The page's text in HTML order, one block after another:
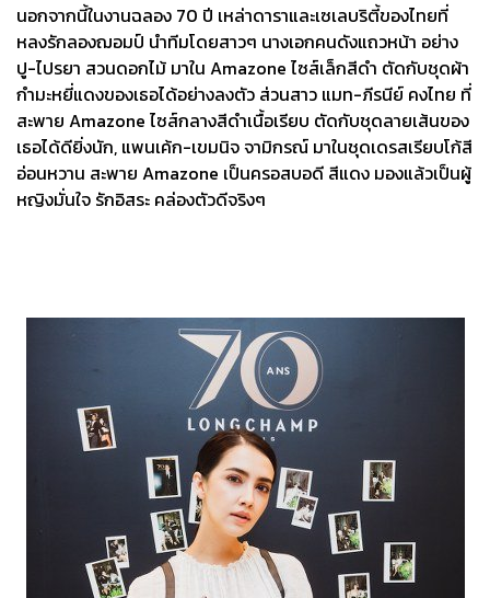
นอกจากนี้ในงานฉลอง 70 ปี เหล่าดาราและเซเลบริตี้ของไทยที่
หลงรักลองฌอมป์ นำทีมโดยสาวๆ นางเอกคนดังแถวหน้า อย่าง
ปู-ไปรยา สวนดอกไม้ มาใน Amazone ไซส์เล็กสีดำ ตัดกับชุดผ้า
กำมะหยี่แดงของเธอได้อย่างลงตัว ส่วนสาว แมท-ภีรนีย์ คงไทย ที่
สะพาย Amazone ไซส์กลางสีดำเนื้อเรียบ ตัดกับชุดลายเส้นของ
เธอได้ดียิ่งนัก, แพนเค้ก-เขมนิจ จามิกรณ์ มาในชุดเดรสเรียบโก้สี
อ่อนหวาน สะพาย Amazone เป็นครอสบอดี สีแดง มองแล้วเป็นผู้
หญิงมั่นใจ รักอิสระ คล่องตัวดีจริงๆ